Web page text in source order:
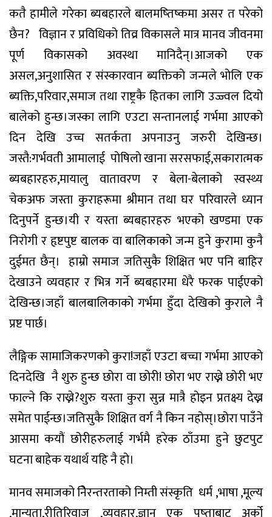
कतै हामीले गरेका ब्यबहारले बालमष्तिष्कमा असर त परेको
छैन? विज्ञान र प्रविधिको तिव्र विकासले मात्र मानव जीवनमा
पूर्ण विकासको अवस्था मानिदैन्।आजको एक
असल,अनुशासित र संस्कारवान ब्यक्तिको जन्मले भोलि एक
ब्यक्ति,परिवार,समाज तथा राष्ट्रकै हितका लागि उज्ज्वल दियो
बालेको हुन्छ।जस्का लागि एउटा सन्तानलाई गर्भमा आएको
दिन देखि उच्च सतर्कता अपनाउनु जरुरी देखिन्छ।
जस्तै:गर्भवती आमालाई पाेषिलाे खाना सरसफाई,सकारात्मक
ब्यबहारहरु,मायालु वातावरण र बेला-बेलाको स्वस्थ्य
चेकअफ जस्ता कुराहरूमा श्रीमान तथा घर परिवारले ध्यान
दिनुपर्ने हुन्छ।यी र यस्ता ब्यबहारहरु भएको खण्डमा एक
निरोगी र हृष्टपुष्ट बालक वा बालिकाको जन्म हुने कुरामा कुनै
दुईमत छैन्। हाम्रो समाज जतिसुकै शिक्षित भए पनि बाहिर
देखाउने व्यवहार र भित्र गर्ने ब्यबहारमा धेरै फरक पाईएको
देखिन्छ।जहाँ बालबालिकाको गर्भमा हुँदा देखिको कुराले नै
प्रष्ट पार्छ।
लैङ्गिक सामाजिकरणको कुरा!जहाँ एउटा बच्चा गर्भमा आएको
दिनदेखि नै शुरु हुन्छ छोरा वा छोरी! छोरा भए राख्ने छोरी भए
फाल्ने कि राख्ने?शुरु यस्ता कुरा सुन्न मात्रै होइन प्रतक्ष्य देख्न
समेत पाईन्छ।जतिसुकै शिक्षित वर्ग नै किन नहोस्।छोरा पाउँने
आसमा कयौं छोरीहरुलाई गर्भमै हरेक ठाँउमा हुने छुटपुट
घटना बाहेक यथार्थ यहि नै हो।
मानव समाजको निेरन्तरताको निम्ती संस्कृति धर्म ,भाषा ,मूल्य